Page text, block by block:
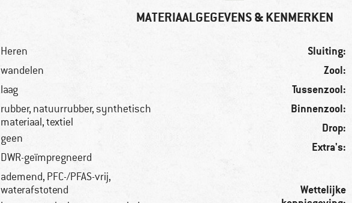
MATERIAALGEGEVENS & KENMERKEN
Heren
wandelen
laag
rubber, natuurrubber, synthetisch
materiaal, textiel
geen
DWR-geïmpregneerd
ademend, PFC-/PFAS-vrij,
waterafstotend
Sluiting:
Zool:
Tussenzool:
Binnenzool:
Drop:
Extra's:
Wettelijke